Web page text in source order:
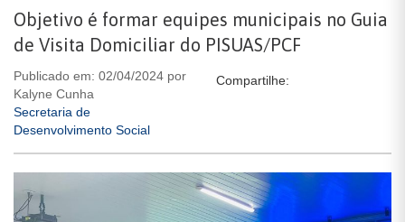
Objetivo é formar equipes municipais no Guia
de Visita Domiciliar do PISUAS/PCF
Publicado em: 02/04/2024 por
Kalyne Cunha
Secretaria de
Desenvolvimento Social
Compartilhe: